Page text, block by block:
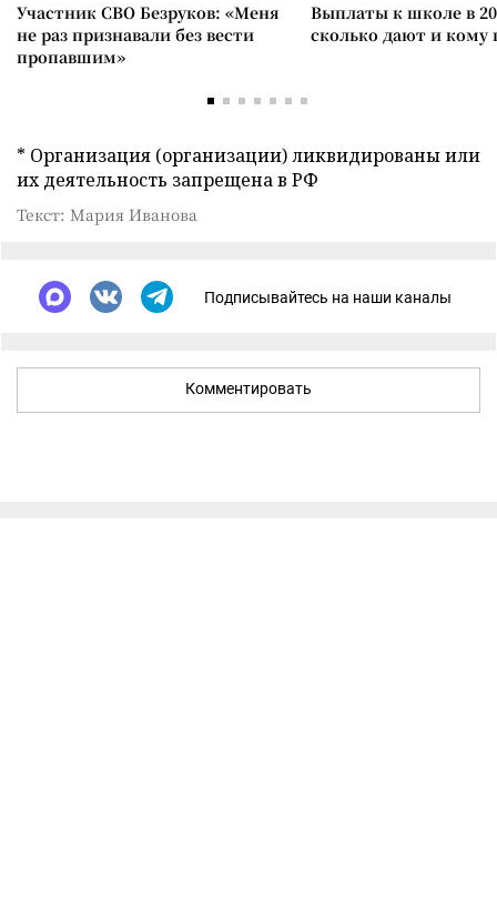
Участник СВО Безруков: «Меня
не раз признавали без вести
пропавшим»
Выплаты к школе в
сколько дают и
* Организация (организации) ликвидированы или
их деятельность запрещена в РФ
Текст: Мария Иванова
Подписывайтесь на наши каналы
Комментировать